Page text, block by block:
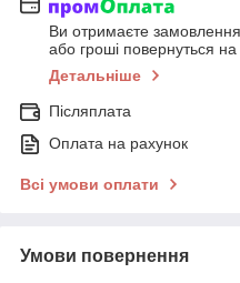
Ви отримаєте замовлення
або гроші повернуться
Детальніше
Післяплата
Оплата на рахунок
Всі умови оплати
Умови повернення